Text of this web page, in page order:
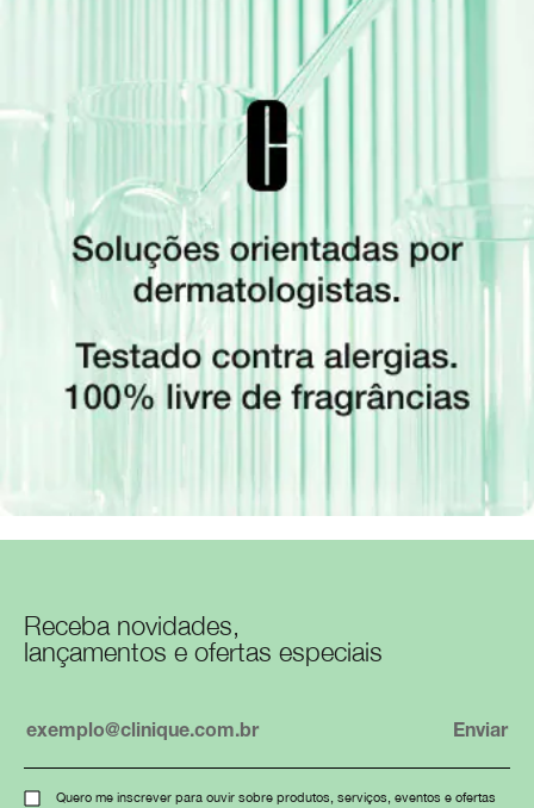
Receba novidades,
lançamentos e ofertas especiais
Quero me inscrever para ouvir sobre produtos, serviços, eventos e ofertas